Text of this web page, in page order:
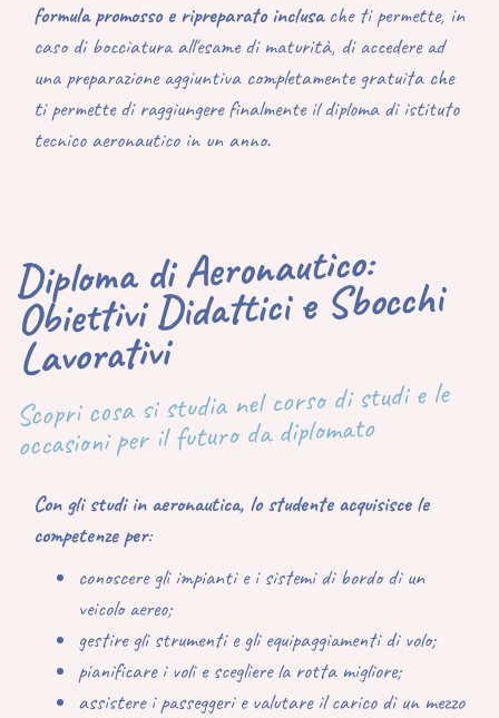
formula promosso e ripreparato inclusache ti permette, in
caso di bocciatura all'esame di maturità, di accedere ad
una preparazione aggiuntiva completamente gratuita che
ti permette di raggiungere finalmente il diploma di istituto
tecnico aeronautico in un anno.
Diploma di Aeronautico:
Obiettivi Didattici e Sbocchi
Lavorativi
Scopri cosa si studia nel corso di studi e le
occasioni per il futuro da diplomato
Con gli studi in aeronautica, lo studente acquisisce le
competenze per:
conoscere gli impianti e i sistemi di bordo di un
veicolo aereo;
gestire gli strumenti e gli equipaggiamenti di volo;
pianificare i voli e scegliere la rotta migliore;
assistere i passeggeri e valutare il carico di un mezzo